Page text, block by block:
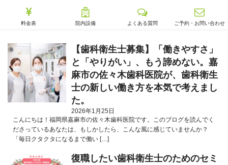
料金表 院内設備 よくある質問 ご予約・お問い合わせ
【歯科衛生士募集】「働きやすさ」
と「やりがい」、もう諦めない。嘉
麻市の佐々木歯科医院が、歯科衛生
士の新しい働き方を本気で考えまし
た。
2026年1月25日
こんにちは！福岡県嘉麻市の佐々木歯科医院です。このブログを読んでく
ださっているあなたは、もしかしたら、こんな風に感じていませんか？
「毎日クタクタになるまで働い […]
復職したい歯科衛生士のためのセミ